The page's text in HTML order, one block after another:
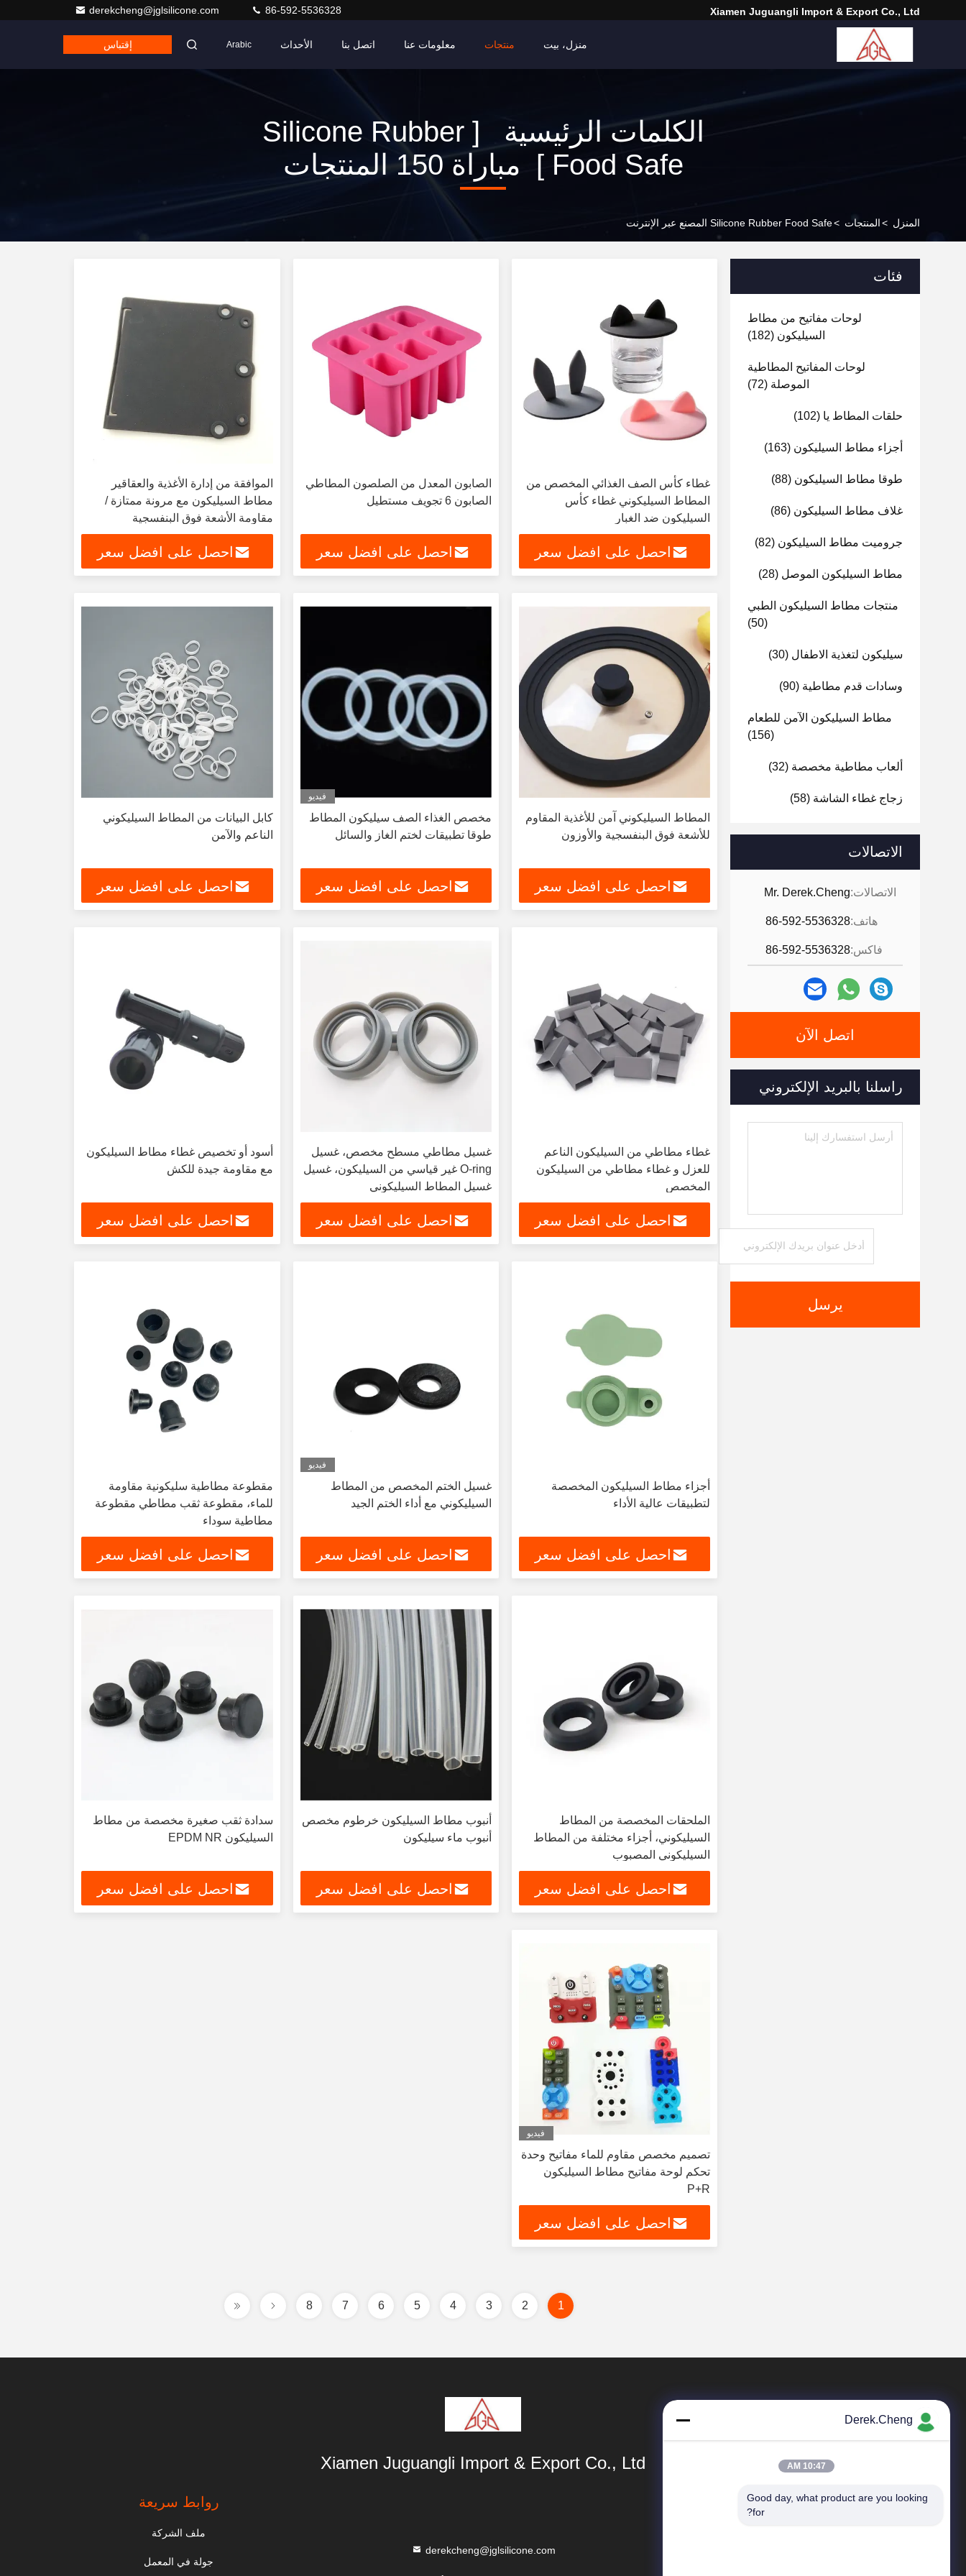
Xiamen Juguangli Import & Export Co., Ltd
derekcheng@jglsilicone.com 86-592-5536328
منزل، بيت منتجات معلومات عنا اتصل بنا الأحداث Arabic إقتباس
الكلمات الرئيسية [ Silicone Rubber
Food Safe ] مباراة 150 المنتجات
المنزل >المنتجات >Silicone Rubber Food Safe المصنع عبر الإنترنت
فئات
لوحات مفاتيح من مطاط
السيليكون (182)
لوحات المفاتيح المطاطية
الموصلة (72)
حلقات المطاط يا (102)
أجزاء مطاط السيليكون (163)
طوقا مطاط السيليكون (88)
غلاف مطاط السيليكون (86)
جروميت مطاط السيليكون (82)
مطاط السيليكون الموصل (28)
منتجات مطاط السيليكون الطبي
(50)
سيليكون لتغذية الاطفال (30)
وسادات قدم مطاطية (90)
مطاط السيليكون الآمن للطعام
(156)
ألعاب مطاطية مخصصة (32)
زجاج غطاء الشاشة (58)
الاتصالات
الاتصالات:Mr. Derek.Cheng
هاتف:86-592-5536328
فاكس:86-592-5536328
اتصل الآن
راسلنا بالبريد الإلكتروني
يرسل
غطاء كأس الصف الغذائي المخصص من
المطاط السيليكوني غطاء كأس
السيليكون ضد الغبار
احصل على افضل سعر
الصابون المعدل من الصلصون المطاطي
الصابون 6 تجويف مستطيل
احصل على افضل سعر
الموافقة من إدارة الأغذية والعقاقير
مطاط السيليكون مع مرونة ممتازة /
مقاومة الأشعة فوق البنفسجية
احصل على افضل سعر
المطاط السيليكوني آمن للأغذية المقاوم
للأشعة فوق البنفسجية والأوزون
احصل على افضل سعر
فيديو
مخصص الغذاء الصف سيليكون المطاط
طوقا تطبيقات لختم الغاز والسائل
احصل على افضل سعر
كابل البيانات من المطاط السيليكوني
الناعم والآمن
احصل على افضل سعر
غطاء مطاطي من السيليكون الناعم
للعزل و غطاء مطاطي من السيليكون
المخصص
احصل على افضل سعر
غسيل مطاطي مسطح مخصص، غسيل
O-ring غير قياسي من السيليكون، غسيل
غسيل المطاط السيليكوني
احصل على افضل سعر
أسود أو تخصيص غطاء مطاط السيليكون
مع مقاومة جيدة للكش
احصل على افضل سعر
أجزاء مطاط السيليكون المخصصة
لتطبيقات عالية الأداء
احصل على افضل سعر
فيديو
غسيل الختم المخصص من المطاط
السيليكوني مع أداء الختم الجيد
احصل على افضل سعر
مقطوعة مطاطية سليكونية مقاومة
للماء، مقطوعة ثقب مطاطي مقطوعة
مطاطية سوداء
احصل على افضل سعر
الملحقات المخصصة من المطاط
السيليكوني، أجزاء مختلفة من المطاط
السيليكوني المصبوب
احصل على افضل سعر
أنبوب مطاط السيليكون خرطوم مخصص
أنبوب ماء سيليكون
احصل على افضل سعر
سدادة ثقب صغيرة مخصصة من مطاط
السيليكون EPDM NR
احصل على افضل سعر
فيديو
تصميم مخصص مقاوم للماء مفاتيح وحدة
تحكم لوحة مفاتيح مطاط السيليكون
P+R
احصل على افضل سعر
1
2
3
4
5
6
7
8
Xiamen Juguangli Import & Export Co., Ltd
المنتجات
derekcheng@jglsilicone.com
روابط سريعة
ملف الشركة
جولة في المعمل
Derek.Cheng
10:47 AM
Good day, what product are you looking
for?